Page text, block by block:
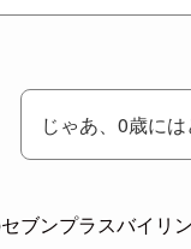
じゃあ、0歳に
ブンプラスバイリ